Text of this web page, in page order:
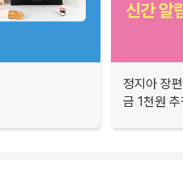
정지아 장
금 1천원